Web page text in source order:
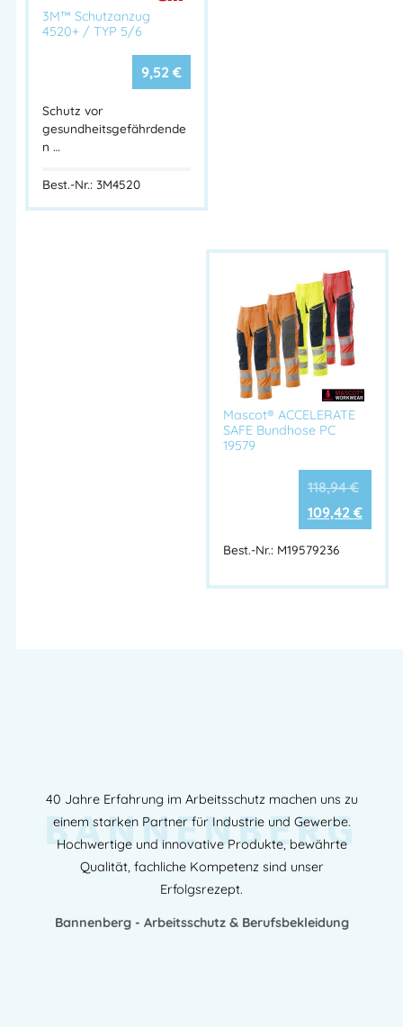
3M™ Schutzanzug
4520+ / TYP 5/6
9,52 €
Schutz vor
gesundheitsgefährdende
n …
Best.-Nr.: 3M4520
Mascot® ACCELERATE
SAFE Bundhose PC
19579
118,94€
109,42 €
Best.-Nr.: M19579236
40 Jahre Erfahrung im Arbeitsschutz machen uns zu
einem starken Partner für Industrie und Gewerbe.
Hochwertige und innovative Produkte, bewährte
Qualität, fachliche Kompetenz sind unser
Erfolgsrezept.
Bannenberg - Arbeitsschutz & Berufsbekleidung
BANNENBERG